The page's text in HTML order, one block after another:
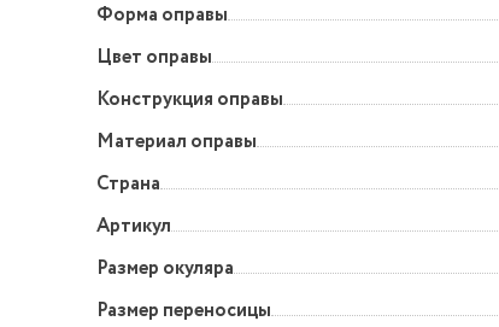
Форма оправы
Цвет оправы
Конструкция оправы
Материал оправы
Страна
Артикул
Размер окуляра
Размер переносицы